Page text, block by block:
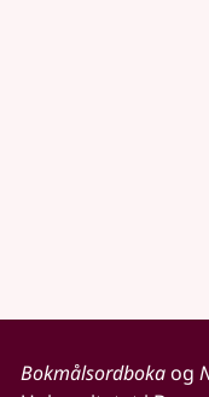
Bokmålsordbokaog